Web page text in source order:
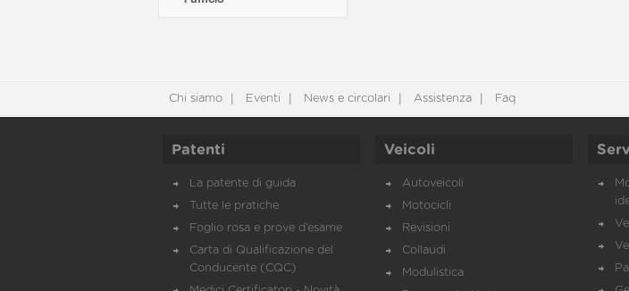
Chi siamo Eventi News e circolari Assistenza Faq
Patenti
La patente di guida
Tutte le pratiche
Foglio rosa e prove d’esame
Carta di Qualificazione del
Conducente (CQC)
Veicoli
Autoveicoli
Motocicli
Revisioni
Collaudi
Modulistica